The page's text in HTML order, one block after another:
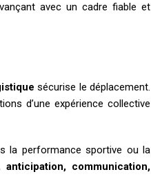
avec un cadre fiable et
sécurise le déplacement.
d’une expérience collective
la performance sportive ou la
anticipation, communication,